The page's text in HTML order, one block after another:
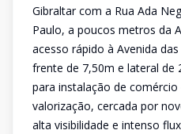
Gibraltar com a Rua Ada
Paulo, a poucos metros da
acesso rápido à Avenida
frente de 7,50m e lateral de
para instalação de
valorização, cercada por
alta visibilidade e intenso